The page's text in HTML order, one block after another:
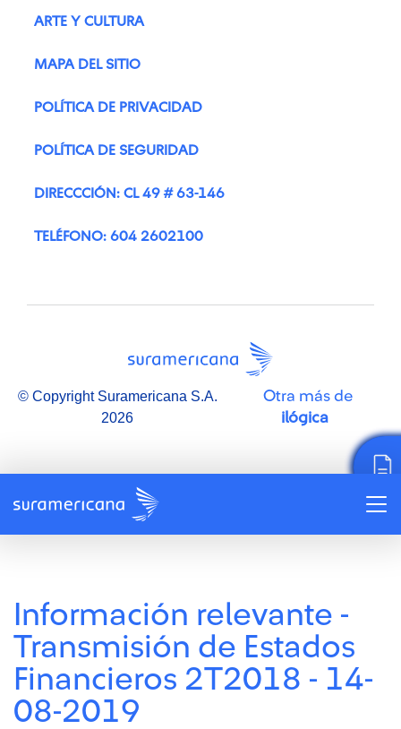
ARTE Y CULTURA
MAPA DEL SITIO
POLÍTICA DE PRIVACIDAD
POLÍTICA DE SEGURIDAD
DIRECCCIÓN: CL 49 # 63-146
TELÉFONO: 604 2602100
© Copyright Suramericana S.A.
2026
Otra más de
ilógica
Información relevante -
Transmisión de Estados
Financieros 2T2018 - 14-
08-2019